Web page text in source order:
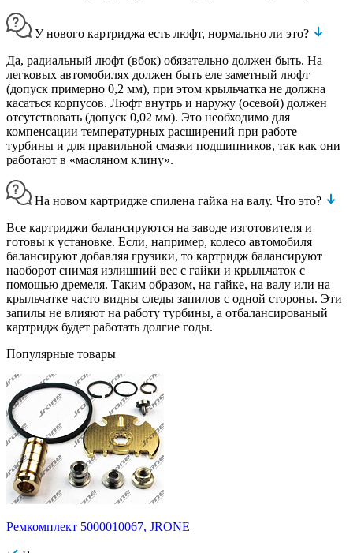
У нового картриджа есть люфт, нормально ли это?
Да, радиальный люфт (вбок) обязательно должен быть. На
легковых автомобилях должен быть еле заметный люфт
(допуск примерно 0,2 мм), при этом крыльчатка не должна
касаться корпусов. Люфт внутрь и наружу (осевой) должен
отсутствовать (допуск 0,02 мм). Это необходимо для
компенсации температурных расширений при работе
турбины и для правильной смазки подшипников, так как они
работают в «масляном клину».
На новом картридже спилена гайка на валу. Что это?
Все картриджи балансируются на заводе изготовителя и
готовы к установке. Если, например, колесо автомобиля
балансируют добавляя грузики, то картридж балансируют
наоборот снимая излишний вес с гайки и крыльчаток с
помощью дремеля. Таким образом, на гайке, на валу или на
крыльчатке часто видны следы запилов с одной стороны. Эти
запилы не влияют на работу турбины, а отбалансированый
картридж будет работать долгие годы.
Популярные товары
Ремкомплект 5000010067, JRONE